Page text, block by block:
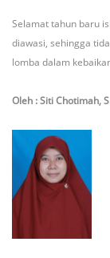
Selamat tahun baru
diawasi, sehingga
lomba dalam
Oleh : Siti Chotimah,